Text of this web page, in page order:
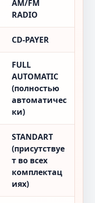
AM/FM
RADIO
CD-PAYER
FULL
AUTOMATIC
(полностью
автоматичес
ки)
STANDART
(присутствуе
т во всех
комплектац
иях)